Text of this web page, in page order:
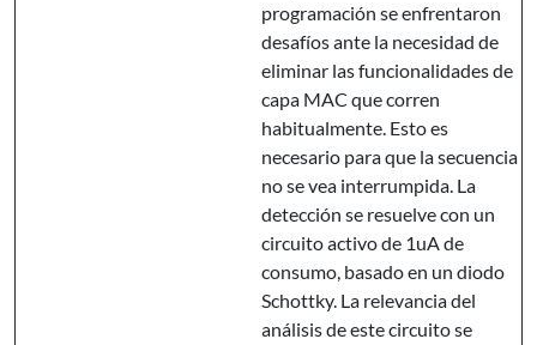
programación se enfrentaron
desafíos ante la necesidad de
eliminar las funcionalidades de
capa MAC que corren
habitualmente. Esto es
necesario para que la secuencia
no se vea interrumpida. La
detección se resuelve con un
circuito activo de 1uA de
consumo, basado en un diodo
Schottky. La relevancia del
análisis de este circuito se